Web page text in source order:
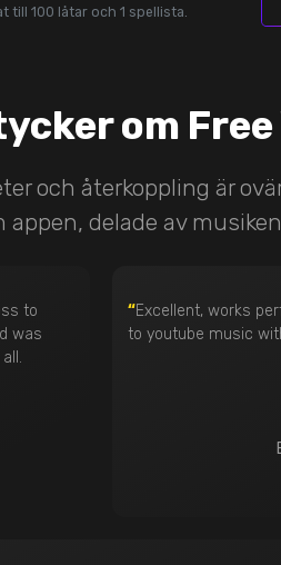
till 100 låtar och 1 spellista.
om
och återkoppling är
appen, delade av
to
was
“Excellent, works
to youtube music